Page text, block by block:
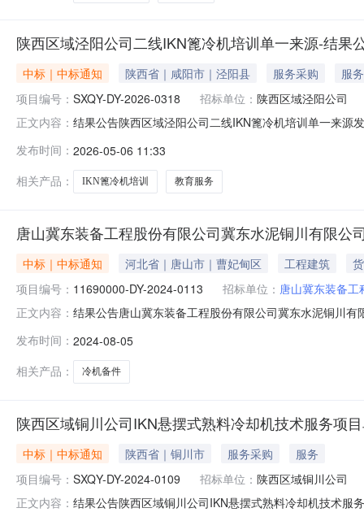
陕西区域泾阳公司二线IKN篦冷机培训单一来源-结果
中标｜中标通知 陕西省｜咸阳市｜泾阳县 服务采购
服务
项目编号： SXQY-DY-2026-0318 招标单位： 陕西区域泾阳公司
正文内容： 结果公告陕西区域泾阳公司二线IKN篦冷机培训单一来源
贸易有限公司请中选单位与本公司联系，办理合同签订
发布时间： 2026-05-06 11:33
相关产品：
IKN篦冷机培训 教育服务
唐山冀东装备工程股份有限公司冀东水泥铜川有限
中标｜中标通知 河北省｜唐山市｜曹妃甸区 工程建筑
项目编号： 11690000-DY-2024-0113 招标单位： 唐山冀东装备
正文内容： 结果公告唐山冀东装备工程股份有限公司冀东水泥铜川
定，中选单位如下：序号物料类别中选单位1烧成专用设
发布时间： 2024-08-05
相关产品：
冷机备件
陕西区域铜川公司IKN悬摆式熟料冷却机技术服务项
中标｜中标通知 陕西省｜铜川市 服务采购
服务
项目编号： SXQY-DY-2024-0109 招标单位： 陕西区域铜川公司
正文内容： 结果公告陕西区域铜川公司IKN悬摆式熟料冷却机技术服